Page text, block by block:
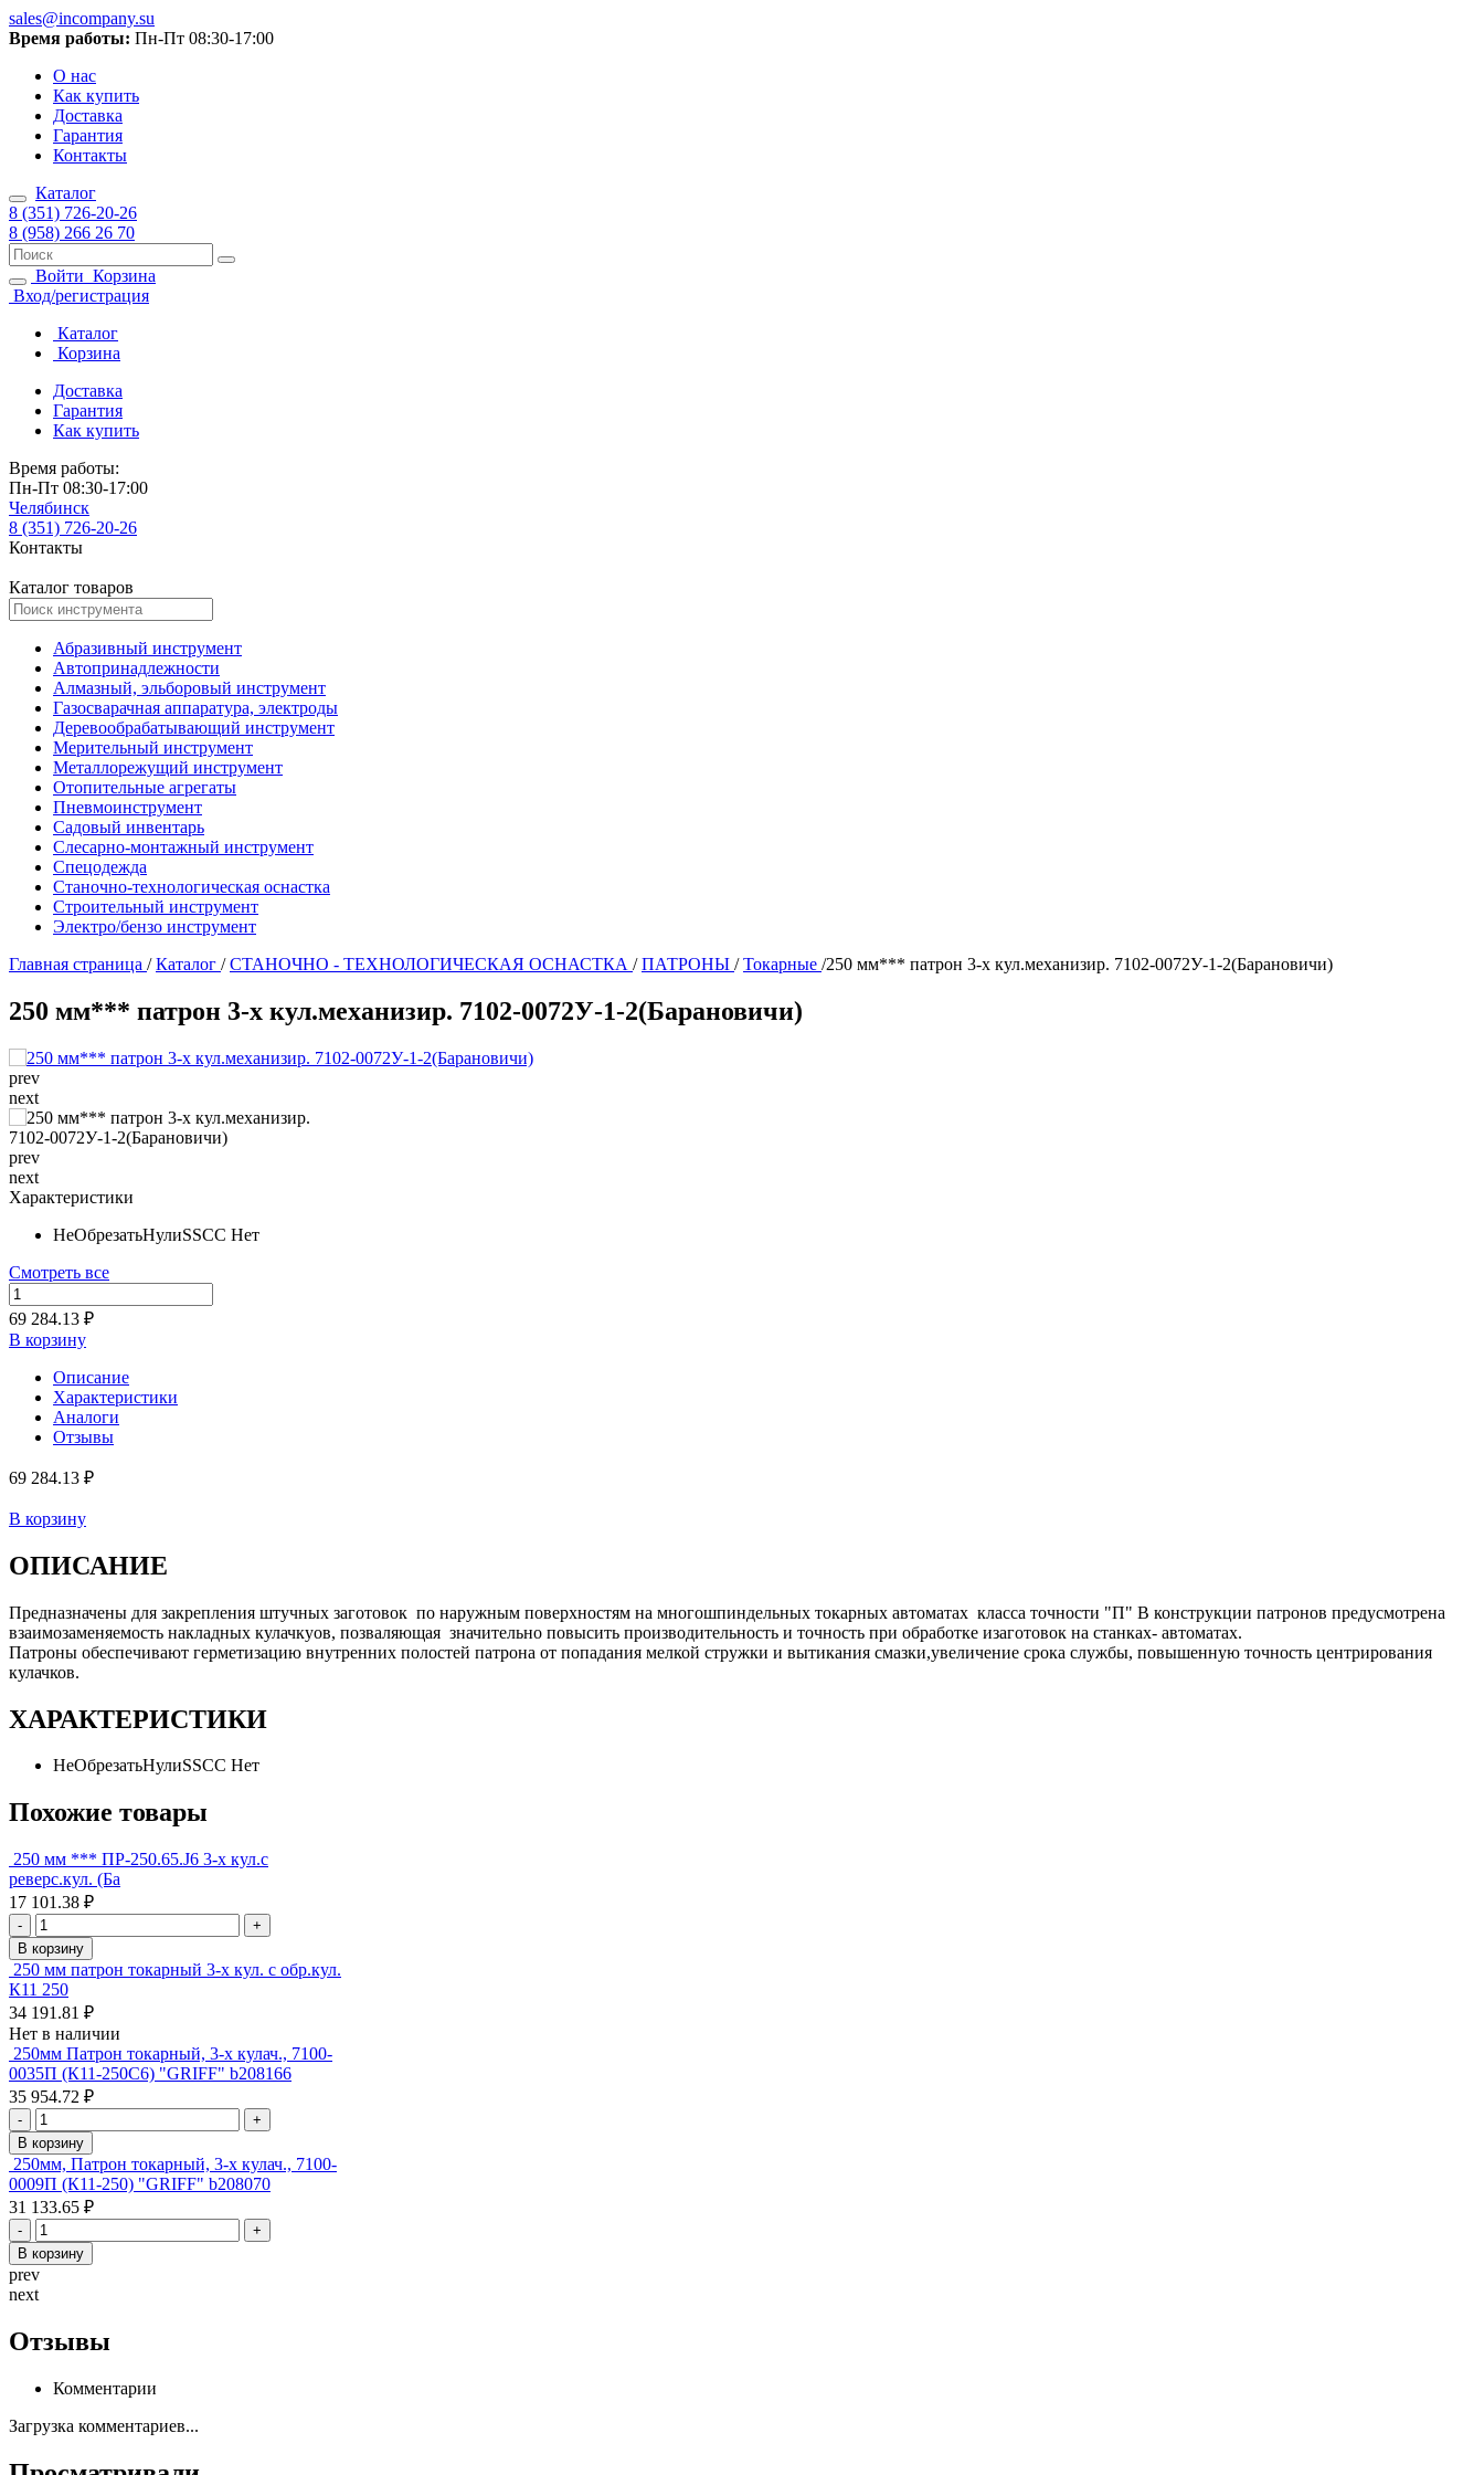
sales@incompany.su
Время работы: Пн-Пт 08:30-17:00
О нас
Как купить
Доставка
Гарантия
Контакты
Каталог
8 (351) 726-20-26
8 (958) 266 26 70
Войти Корзина
Вход/регистрация
Каталог
Корзина
Доставка
Гарантия
Как купить
Время работы:
Пн-Пт 08:30-17:00
Челябинск
8 (351) 726-20-26
Контакты
Каталог товаров
Абразивный инструмент
Автопринадлежности
Алмазный, эльборовый инструмент
Газосварачная аппаратура, электроды
Деревообрабатывающий инструмент
Мерительный инструмент
Металлорежущий инструмент
Отопительные агрегаты
Пневмоинструмент
Садовый инвентарь
Слесарно-монтажный инструмент
Спецодежда
Станочно-технологическая оснастка
Строительный инструмент
Электро/бензо инструмент
Главная страница / Каталог / СТАНОЧНО - ТЕХНОЛОГИЧЕСКАЯ ОСНАСТКА / ПАТРОНЫ / Токарные /250 мм*** патрон 3-х кул.механизир. 7102-0072У-1-2(Барановичи)
250 мм*** патрон 3-х кул.механизир. 7102-0072У-1-2(Барановичи)
prev
next
prev
next
Характеристики
НеОбрезатьНулиSSCC Нет
Смотреть все
69 284.13 ₽
В корзину
Описание
Характеристики
Аналоги
Отзывы
69 284.13 ₽
В корзину
ОПИСАНИЕ
Предназначены для закрепления штучных заготовок по наружным поверхностям на многошпиндельных токарных автоматах класса точности "П" В конструкции патронов предусмотрена
взаимозаменяемость накладных кулачкуов, позваляющая значительно повысить производительность и точность при обработке изаготовок на станках- автоматах.
Патроны обеспечивают герметизацию внутренних полостей патрона от попадания мелкой стружки и вытикания смазки,увеличение срока службы, повышенную точность центрирования
кулачков.
ХАРАКТЕРИСТИКИ
НеОбрезатьНулиSSCC Нет
Похожие товары
250 мм *** ПР-250.65.J6 3-х кул.с
реверс.кул. (Ба
17 101.38 ₽
-
+
В корзину
250 мм патрон токарный 3-х кул. с обр.кул.
К11 250
34 191.81 ₽
Нет в наличии
250мм Патрон токарный, 3-х кулач., 7100-
0035П (К11-250С6) "GRIFF" b208166
35 954.72 ₽
-
+
В корзину
250мм, Патрон токарный, 3-х кулач., 7100-
0009П (К11-250) "GRIFF" b208070
31 133.65 ₽
-
+
В корзину
prev
next
Отзывы
Комментарии
Загрузка комментариев...